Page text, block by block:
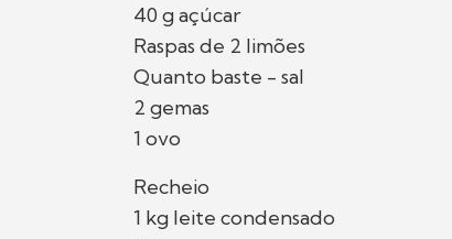
40 g açúcar
Raspas de 2 limões
Quanto baste - sal
2 gemas
1 ovo
Recheio
1 kg leite condensado